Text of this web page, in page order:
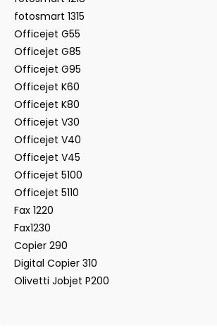
fotosmart 1315
Officejet G55
Officejet G85
Officejet G95
Officejet K60
Officejet K80
Officejet V30
Officejet V40
Officejet V45
Officejet 5100
Officejet 5110
Fax 1220
Fax1230
Copier 290
Digital Copier 310
Olivetti Jobjet P200